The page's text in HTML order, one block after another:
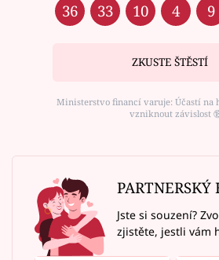
36 33 10 4 9
ZKUSTE ŠTĚSTÍ
Ministerstvo financí varuje: Účastí na
vzniknout závislost
PARTNERSKÝ
Jste si souzení?
zjistěte, jestli vám